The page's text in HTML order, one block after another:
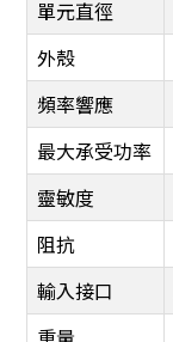
單元直徑
外殼
頻率響應
最大承受功率
靈敏度
阻抗
輸入接口